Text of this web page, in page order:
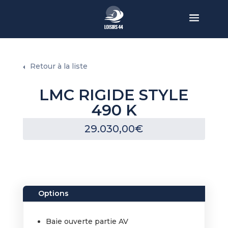
Retour à la liste
LMC RIGIDE STYLE
490 K
29.030,00€
Options
Baie ouverte partie AV